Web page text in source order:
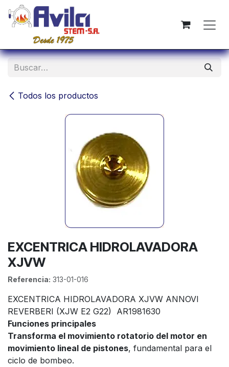
Ir al contenido
Todos los productos
EXCENTRICA HIDROLAVADORA
XJVW
Referencia: 313-01-016
EXCENTRICA HIDROLAVADORA XJVW ANNOVI
REVERBERI (XJW E2 G22) AR1981630
Funciones principales
Transforma el movimiento rotatorio del motor en
movimiento lineal de pistones, fundamental para el
ciclo de bombeo.